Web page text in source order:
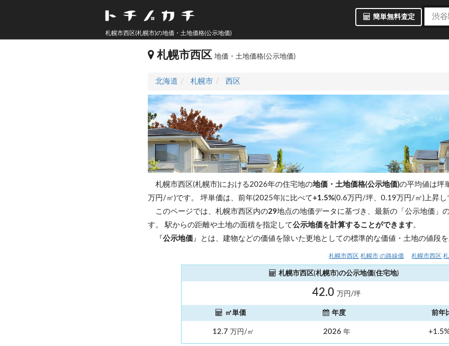
簡単無料査定
札幌市西区(札幌市)の地価・土地価格(公示地価)
札幌市西区地価・土地価格(公示地価)
北海道 札幌市 西区
札幌市西区(札幌市)における2026年の住宅地の地価・土地価格(公示地価)の平均値は坪
万円/㎡)です。坪単価は、前年(2025年)に比べて+1.5%(0.6万円/坪、0.19万円/㎡)上昇し
このページでは、札幌市西区内の29地点の地価データに基づき、最新の「公示地価」
す。 駅からの距離や土地の面積を指定して公示地価を計算することができます。
『公示地価 』とは、建物などの価値を除いた更地としての標準的な価値・土地の値段
札幌市西区(札幌市)の路線価 札幌市西区(
札幌市西区(札幌市)の公示地価(住宅地)
42.0万円/坪
㎡単価 年度 前年
12.7万円/㎡ 2026 年